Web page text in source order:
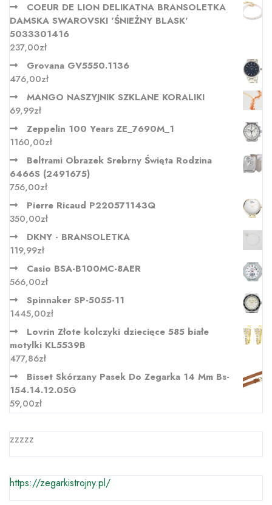
COEUR DE LION DELIKATNA BRANSOLETKA
DAMSKA SWAROVSKI 'ŚNIEŻNY BLASK'
5033301416
237,00zł
Grovana GV5550.1136
476,00zł
MANGO NASZYJNIK SZKLANE KORALIKI
69,99zł
Zeppelin 100 Years ZE_7690M_1
1160,00zł
Beltrami Obrazek Srebrny Święta Rodzina
6466S (2491675)
756,00zł
Pierre Ricaud P220571143Q
350,00zł
DKNY - BRANSOLETKA
119,99zł
Casio BSA-B100MC-8AER
566,00zł
Spinnaker SP-5055-11
1445,00zł
Lovrin Złote kolczyki dziecięce 585 białe
motylki KL5539B
477,86zł
Bisset Skórzany Pasek Do Zegarka 14 Mm Bs-
154.14.12.05G
59,00zł
zzzzz
https://zegarkistrojny.pl/